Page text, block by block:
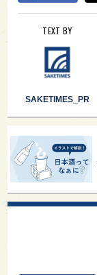
TEXT BY
SAKETIMES_PR